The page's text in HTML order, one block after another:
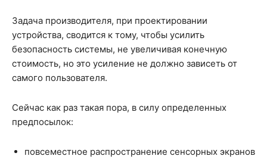
Задача производителя, при проектировании
устройства, сводится к тому, чтобы усилить
безопасность системы, не увеличивая конечную
стоимость, но это усиление не должно зависеть от
самого пользователя.
Сейчас как раз такая пора, в силу определенных
предпосылок:
повсеместное распространение сенсорных экранов